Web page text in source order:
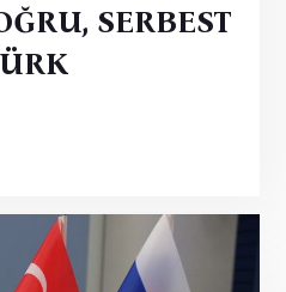
SERBEST